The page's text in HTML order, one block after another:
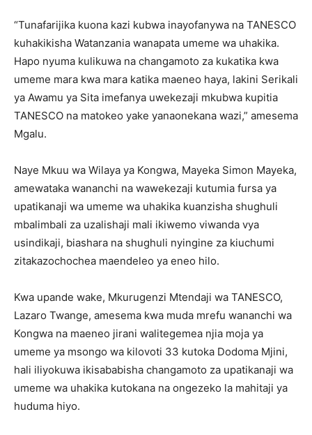
“Tunafarijika kuona kazi kubwa inayofanywa na TANESCO
kuhakikisha Watanzania wanapata umeme wa uhakika.
Hapo nyuma kulikuwa na changamoto za kukatika kwa
umeme mara kwa mara katika maeneo haya, lakini Serikali
ya Awamu ya Sita imefanya uwekezaji mkubwa kupitia
TANESCO na matokeo yake yanaonekana wazi,” amesema
Mgalu.
Naye Mkuu wa Wilaya ya Kongwa, Mayeka Simon Mayeka,
amewataka wananchi na wawekezaji kutumia fursa ya
upatikanaji wa umeme wa uhakika kuanzisha shughuli
mbalimbali za uzalishaji mali ikiwemo viwanda vya
usindikaji, biashara na shughuli nyingine za kiuchumi
zitakazochochea maendeleo ya eneo hilo.
Kwa upande wake, Mkurugenzi Mtendaji wa TANESCO,
Lazaro Twange, amesema kwa muda mrefu wananchi wa
Kongwa na maeneo jirani walitegemea njia moja ya
umeme ya msongo wa kilovoti 33 kutoka Dodoma Mjini,
hali iliyokuwa ikisababisha changamoto za upatikanaji wa
umeme wa uhakika kutokana na ongezeko la mahitaji ya
huduma hiyo.